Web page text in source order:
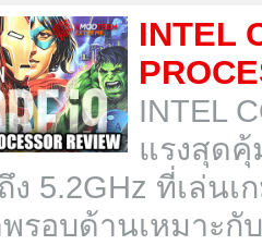
INTEL
INTEL
แรงสุดคุ้
ง 5.2GHz ที่เล่น
รอบด้านเหมาะกั